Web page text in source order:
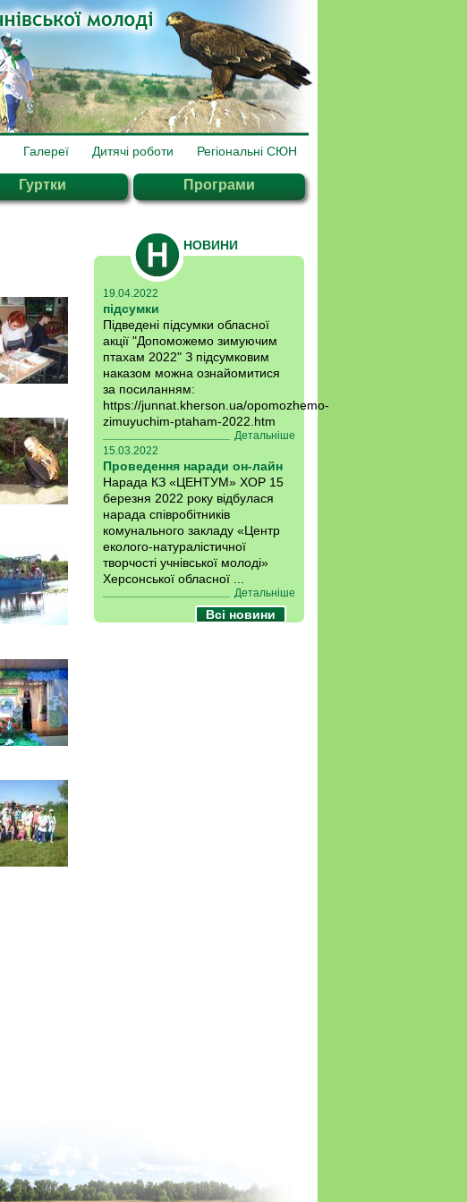
Галереї Дитячі роботи Регіональні СЮН
Гуртки Програми
НОВИНИ
19.04.2022
підсумки
Підведені підсумки обласної
акції "Допоможемо зимуючим
птахам 2022" З підсумковим
наказом можна ознайомитися
за посиланням:
https://junnat.kherson.ua/opomozhemo-
zimuyuchim-ptaham-2022.htm
Детальніше
15.03.2022
Проведення наради он-лайн
Нарада КЗ «ЦЕНТУМ» ХОР 15
березня 2022 року відбулася
нарада співробітників
комунального закладу «Центр
еколого-натуралістичної
творчості учнівської молоді»
Херсонської обласної ...
Детальніше
Всі новини